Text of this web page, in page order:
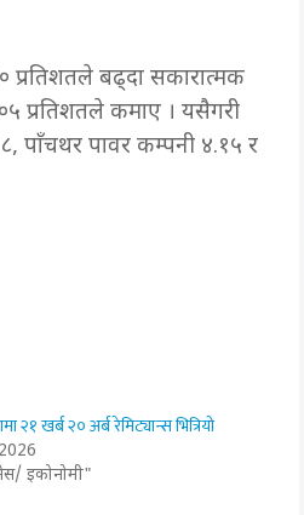
प्रतिशतले बढ्दा सकारात्मक
प्रतिशतले कमाए । यसैगरी
पाँचथर पावर कम्पनी ४.१५ र
२१ खर्ब २० अर्ब रेमिट्यान्स भित्रियो
इकोनोमी"